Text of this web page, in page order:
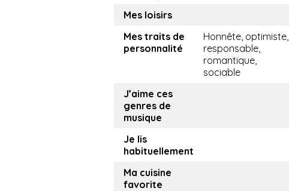
Mes loisirs
Mes traits de
personnalité
Honnête, optimiste,
responsable,
romantique,
sociable
J’aime ces
genres de
musique
Je lis
habituellement
Ma cuisine
favorite